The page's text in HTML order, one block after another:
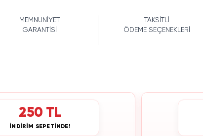
MEMNUNİYET
GARANTİSİ
TAKSİTLİ
ÖDEME SEÇENEKLERİ
250 TL
İNDİRİM SEPETİNDE!